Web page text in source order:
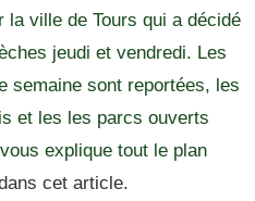
ville de Tours qui a décidé
jeudi et vendredi. Les
semaine sont reportées, les
et les les parcs ouverts
explique tout le plan
cet article.